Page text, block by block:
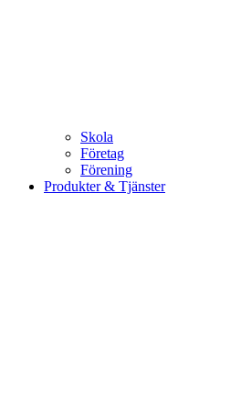
Skola
Företag
Förening
Produkter & Tjänster